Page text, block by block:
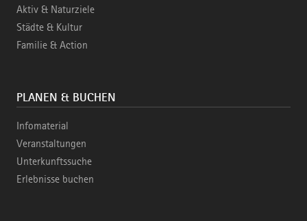
Aktiv & Naturziele
Städte & Kultur
Familie & Action
PLANEN & BUCHEN
Infomaterial
Veranstaltungen
Unterkunftssuche
Erlebnisse buchen